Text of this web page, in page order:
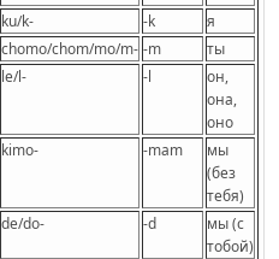
ku/k- -k
я
chomo/chom/mo/m- -m
ты
le/l- -l
он,
она,
оно
kimo- -mam
мы
(без
тебя)
de/do- -d
мы (с
тобой)